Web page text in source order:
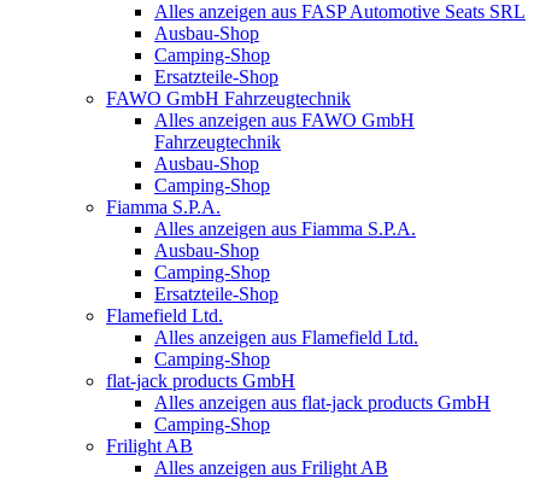
Alles anzeigen aus FASP Automotive Seats SRL
Ausbau-Shop
Camping-Shop
Ersatzteile-Shop
FAWO GmbH Fahrzeugtechnik
Alles anzeigen aus FAWO GmbH
Fahrzeugtechnik
Ausbau-Shop
Camping-Shop
Fiamma S.P.A.
Alles anzeigen aus Fiamma S.P.A.
Ausbau-Shop
Camping-Shop
Ersatzteile-Shop
Flamefield Ltd.
Alles anzeigen aus Flamefield Ltd.
Camping-Shop
flat-jack products GmbH
Alles anzeigen aus flat-jack products GmbH
Camping-Shop
Frilight AB
Alles anzeigen aus Frilight AB